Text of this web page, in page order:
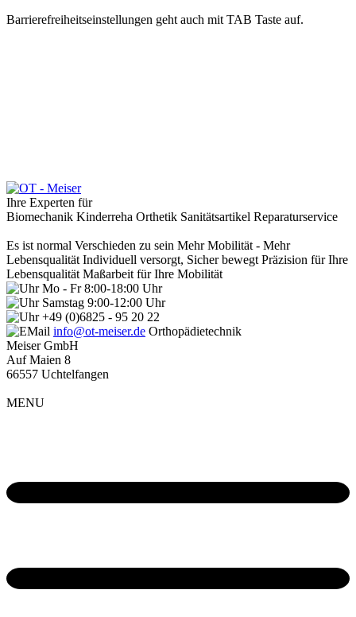
Barrierefreiheitseinstellungen geht auch mit TAB Taste auf.
Ihre Experten für
Biomechanik Kinderreha Orthetik Sanitätsartikel Reparaturservice
Es ist normal Verschieden zu sein Mehr Mobilität - Mehr
Lebensqualität Individuell versorgt, Sicher bewegt Präzision für Ihre
Lebensqualität Maßarbeit für Ihre Mobilität
Mo - Fr 8:00-18:00 Uhr
Samstag 9:00-12:00 Uhr
+49 (0)6825 - 95 20 22
info@ot-meiser.de Orthopädietechnik
Meiser GmbH
Auf Maien 8
66557 Uchtelfangen
MENU